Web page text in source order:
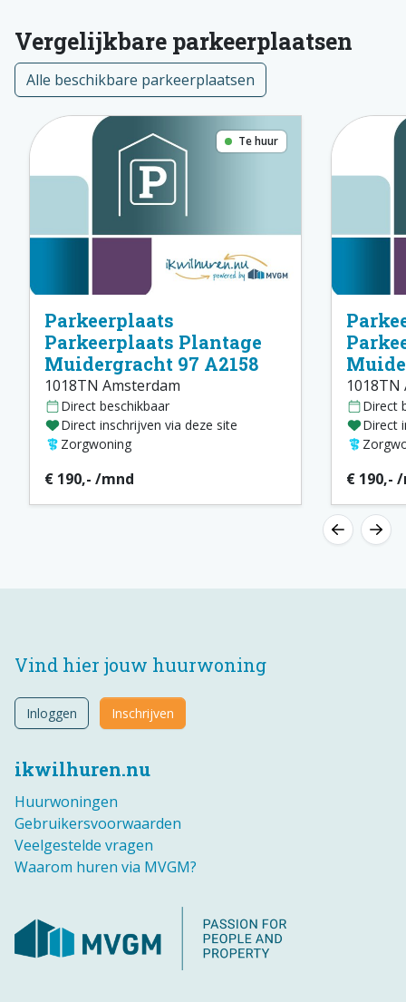
Vergelijkbare parkeerplaatsen
Alle beschikbare parkeerplaatsen
Te huur
Parkeerplaats
Parkeerplaats Plantage
Muidergracht 97 A2158
1018TN Amsterdam
Direct beschikbaar
Direct inschrijven via deze site
Zorgwoning
€ 190,- /mnd
1018TN
Direct
Direct
€ 190,-
ikwilhuren.nu
Huurwoningen
Gebruikersvoorwaarden
Veelgestelde vragen
Waarom huren via MVGM?
Vind hier jouw huurwoning
Inloggen Inschrijven